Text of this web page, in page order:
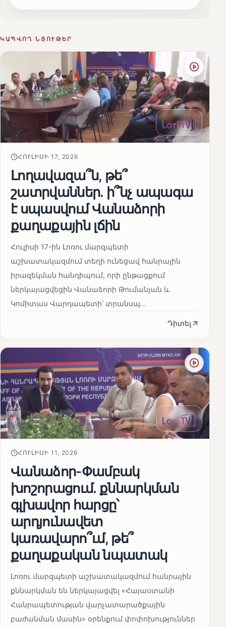
ԿԱՊՎՈՂ ՆՅՈՒԹԵՐ
ՀՈՒԼԻՍԻ 17, 2026
Լողավազա՞ն, թե՞
շատրվաններ. ի՞նչ ապագա
է սպասվում Վանաձորի
քաղաքային լճին
Հուլիսի 17-ին Լոռու մարզպետի
աշխատակազմում տեղի ունեցավ հանրային
իրազեկման հանդիպում, որի ընթացքում
ներկայացվեցին Վանաձորի Թումանյան և
Կոմիտաս Վարդապետի՝ տրանսպ...
Դիտել
ՀՈՒԼԻՍԻ 11, 2026
Վանաձոր-Փամբակ
խոշորացում. քննարկման
գլխավոր հարցը՝
արդյունավետ
կառավարո՞ւմ, թե՞
քաղաքական նպատակ
Լոռու մարզպետի աշխատակազմում հանրային
քննարկման են ներկայացվել «Հայաստանի
Հանրապետության վարչատարածքային
բաժանման մասին» օրենքում փոփոխություններ